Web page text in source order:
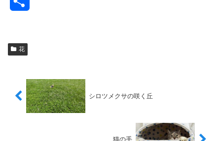
花
シロツメクサの咲く丘
猫の手